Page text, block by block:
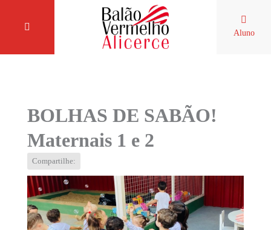
Aluno
BOLHAS DE SABÃO!
Maternais 1 e 2
Compartilhe: